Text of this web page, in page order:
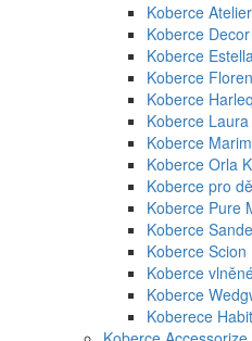
Koberce
Koberce Decor
Koberce
Koberce
Koberce
Koberce
Koberce
Koberce Orla
Koberce pro
Koberce Pure
Koberce
Koberce Scion
Koberce
Koberce
Koberece